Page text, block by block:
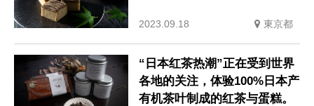
2023.09.18 東京都
“日本红茶热潮”正在受到世界
各地的关注，体验100%日本产
有机茶叶制成的红茶与蛋糕。